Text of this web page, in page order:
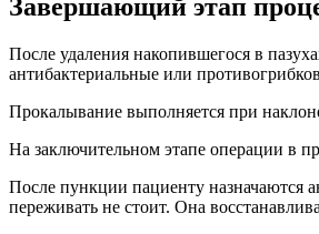
Завершающий этап
После удаления накопившегося в
антибактериальные или
Прокалывание выполняется при
На заключительном этапе операции в
После пункции пациенту назначаются
переживать не стоит. Она